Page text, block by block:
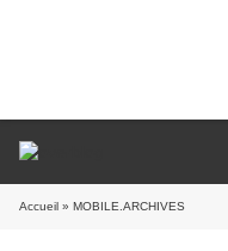
Accueil » MOBILE.ARCHIVES